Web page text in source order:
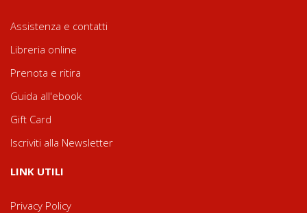
Assistenza e contatti
Libreria online
Prenota e ritira
Guida all'ebook
Gift Card
Iscriviti alla Newsletter
LINK UTILI
Privacy Policy